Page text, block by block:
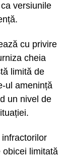
versiunile
cu privire
cheia
limită de
ul amenință
un nivel de
obicei limitată